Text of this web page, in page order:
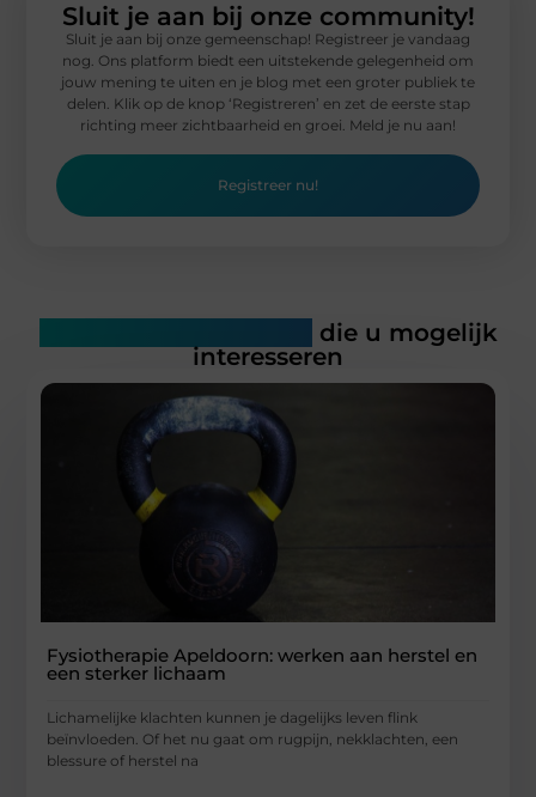
Sluit je aan bij onze community!
Sluit je aan bij onze gemeenschap! Registreer je vandaag
nog. Ons platform biedt een uitstekende gelegenheid om
jouw mening te uiten en je blog met een groter publiek te
delen. Klik op de knop ‘Registreren’ en zet de eerste stap
richting meer zichtbaarheid en groei. Meld je nu aan!
Registreer nu!
die u mogelijk
interesseren
Fysiotherapie Apeldoorn: werken aan herstel en
een sterker lichaam
Lichamelijke klachten kunnen je dagelijks leven flink
beïnvloeden. Of het nu gaat om rugpijn, nekklachten, een
blessure of herstel na